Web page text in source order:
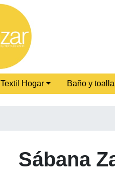
Textil Hogar Baño y
Sábana